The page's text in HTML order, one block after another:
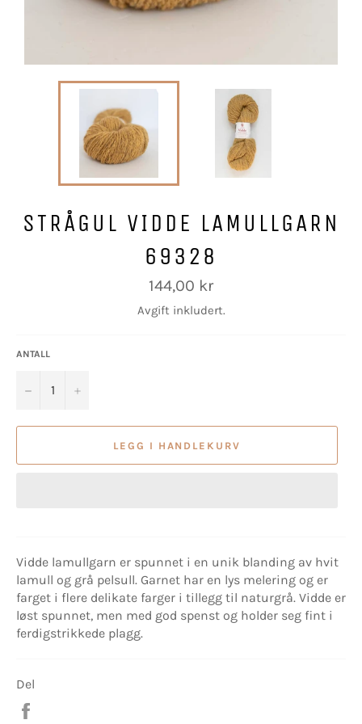
STRÅGUL VIDDE LAMULLGARN
69328
Vanlig
144,00 kr
Avgift inkludert.
ANTALL
− +
LEGG I HANDLEKURV
Vidde lamullgarn er spunnet i en unik blanding av hvit
lamull og grå pelsull. Garnet har en lys melering og er
farget i flere delikate farger i tillegg til naturgrå. Vidde er
løst spunnet, men med god spenst og holder seg fint i
ferdigstrikkede plagg.
Del